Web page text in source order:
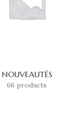
NOUVEAUTÉS
66 products